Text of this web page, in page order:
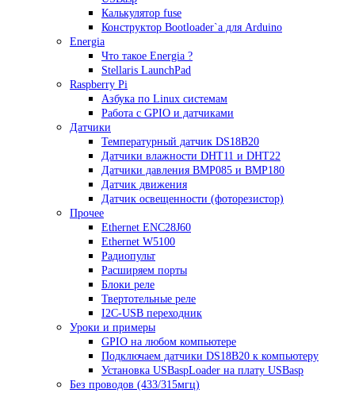
Калькулятор fuse
Конструктор Bootloader`а для Arduino
Energia
Что такое Energia ?
Stellaris LaunchPad
Raspberry Pi
Азбука по Linux системам
Работа с GPIO и датчиками
Датчики
Температурный датчик DS18B20
Датчики влажности DHT11 и DHT22
Датчики давления BMP085 и BMP180
Датчик движения
Датчик освещенности (фоторезистор)
Прочее
Ethernet ENC28J60
Ethernet W5100
Радиопульт
Расширяем порты
Блоки реле
Твертотельные реле
I2C-USB переходник
Уроки и примеры
GPIO на любом компьютере
Подключаем датчики DS18B20 к компьютеру
Установка USBaspLoader на плату USBasp
Без проводов (433/315мгц)